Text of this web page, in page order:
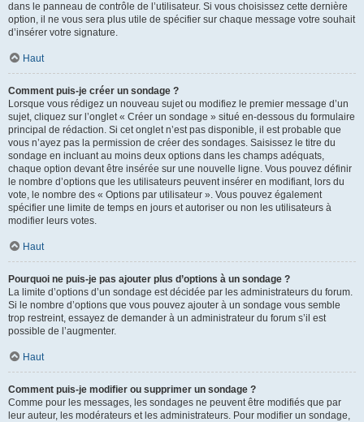
dans le panneau de contrôle de l’utilisateur. Si vous choisissez cette dernière
option, il ne vous sera plus utile de spécifier sur chaque message votre souhait
d’insérer votre signature.
Haut
Comment puis-je créer un sondage ?
Lorsque vous rédigez un nouveau sujet ou modifiez le premier message d’un
sujet, cliquez sur l’onglet « Créer un sondage » situé en-dessous du formulaire
principal de rédaction. Si cet onglet n’est pas disponible, il est probable que
vous n’ayez pas la permission de créer des sondages. Saisissez le titre du
sondage en incluant au moins deux options dans les champs adéquats,
chaque option devant être insérée sur une nouvelle ligne. Vous pouvez définir
le nombre d’options que les utilisateurs peuvent insérer en modifiant, lors du
vote, le nombre des « Options par utilisateur ». Vous pouvez également
spécifier une limite de temps en jours et autoriser ou non les utilisateurs à
modifier leurs votes.
Haut
Pourquoi ne puis-je pas ajouter plus d’options à un sondage ?
La limite d’options d’un sondage est décidée par les administrateurs du forum.
Si le nombre d’options que vous pouvez ajouter à un sondage vous semble
trop restreint, essayez de demander à un administrateur du forum s’il est
possible de l’augmenter.
Haut
Comment puis-je modifier ou supprimer un sondage ?
Comme pour les messages, les sondages ne peuvent être modifiés que par
leur auteur, les modérateurs et les administrateurs. Pour modifier un sondage,